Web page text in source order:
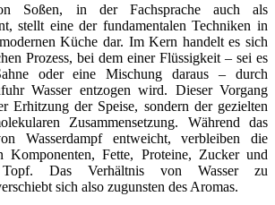
Soßen, in der Fachsprache auch als
stellt eine der fundamentalen Techniken in
Küche dar. Im Kern handelt es sich
Prozess, bei dem einer Flüssigkeit – sei es
oder eine Mischung daraus – durch
Wasser entzogen wird. Dieser Vorgang
Erhitzung der Speise, sondern der gezielten
Zusammensetzung. Während das
Wasserdampf entweicht, verbleiben die
Komponenten, Fette, Proteine, Zucker und
Das Verhältnis von Wasser zu
sich also zugunsten des Aromas.